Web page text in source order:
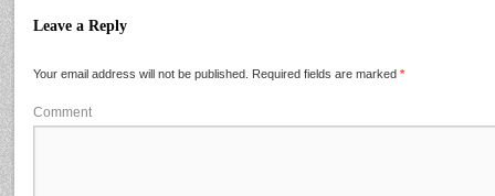
Leave a Reply
Your email address will not be published. Required fields are marked *
Comment